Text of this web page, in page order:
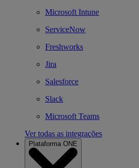
Microsoft Intune
ServiceNow
Freshworks
Jira
Salesforce
Slack
Microsoft Teams
Ver todas as integrações
Plataforma ONE